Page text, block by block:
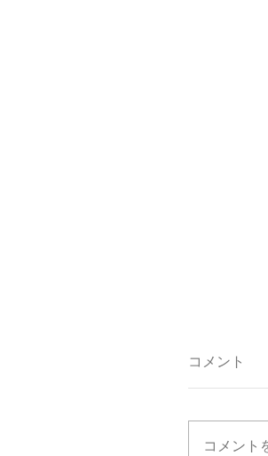
コメント
コメント